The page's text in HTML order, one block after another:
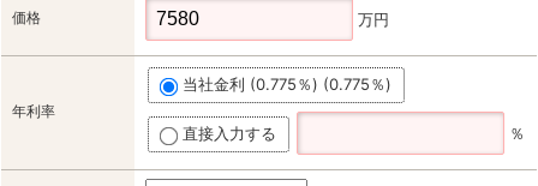
価格 万円
年利率
当社金利 (0.775％) (0.775％)
直接入力する ％